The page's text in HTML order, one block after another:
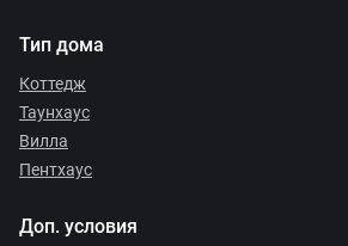
Тип дома
Коттедж
Таунхаус
Вилла
Пентхаус
Доп. условия